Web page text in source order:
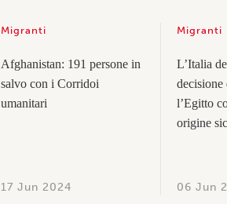
Migranti
Afghanistan: 191 persone in
salvo con i Corridoi
umanitari
17 Jun 2024
Migranti
L’Italia
decisione
l’Egitto
origine
06 Jun